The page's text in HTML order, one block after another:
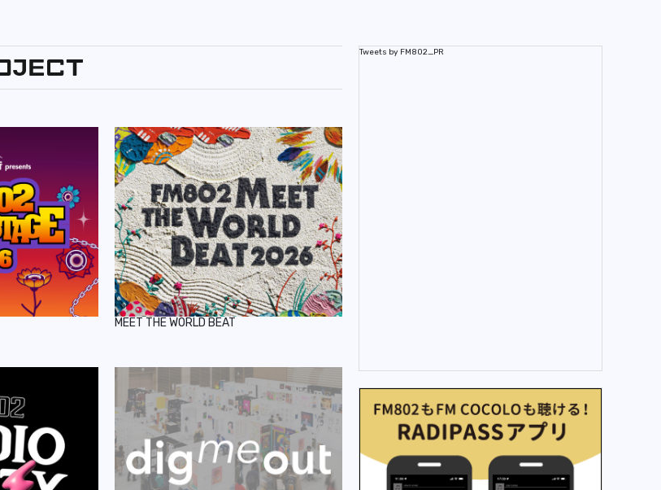
MEET THE WORLD BEAT
Tweets by FM802_PR